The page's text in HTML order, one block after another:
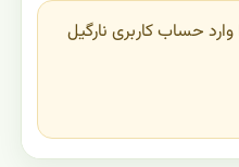
حساب کاربری نارگیل